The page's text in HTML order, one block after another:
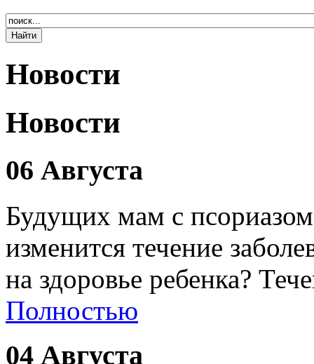
Новости
Новости
06 Августа
Будущих мам с
изменится течение
на здоровье ребенка?
Полностью
04 Августа